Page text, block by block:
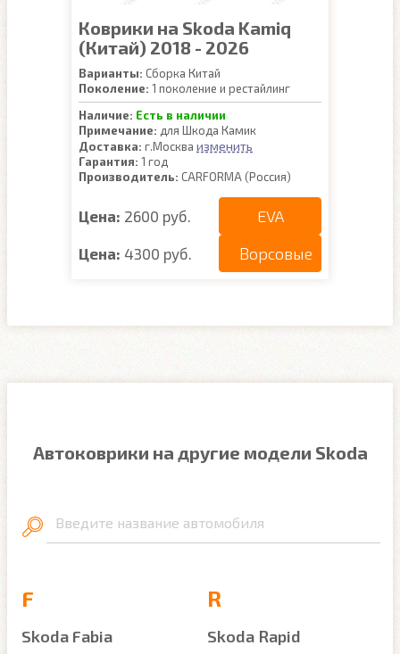
Коврики на Skoda Kamiq
(Китай) 2018 - 2026
Варианты: Сборка Китай
Поколение: 1 поколение и рестайлинг
Наличие: Есть в наличии
Примечание: для Шкода Камик
Доставка: г.Москва изменить
Гарантия: 1 год
Производитель: CARFORMA (Россия)
Цена: 2600 руб. EVA
Цена: 4300 руб. Ворсовые
Автоковрики на другие модели Skoda
Введите название автомобиля
F
Skoda Fabia
R
Skoda Rapid